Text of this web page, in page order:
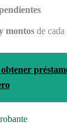
montos de